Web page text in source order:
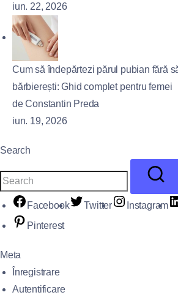
iun. 22, 2026
Cum să îndepărtezi părul pubian fără
bărbierești: Ghid complet pentru femei
de Constantin Preda
iun. 19, 2026
Search
Facebook Twitter Instagram
Pinterest
Meta
Înregistrare
Autentificare